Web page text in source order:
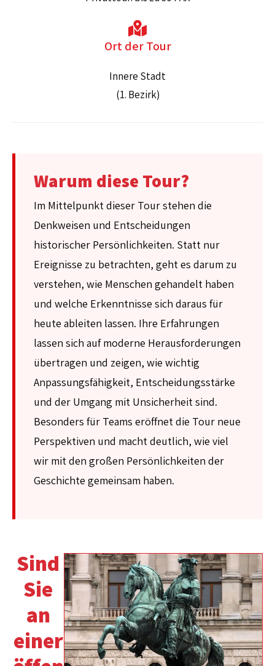
Ort der Tour
Innere Stadt
(1. Bezirk)
Warum diese Tour?
Im Mittelpunkt dieser Tour stehen die
Denkweisen und Entscheidungen
historischer Persönlichkeiten. Statt nur
Ereignisse zu betrachten, geht es darum zu
verstehen, wie Menschen gehandelt haben
und welche Erkenntnisse sich daraus für
heute ableiten lassen. Ihre Erfahrungen
lassen sich auf moderne Herausforderungen
übertragen und zeigen, wie wichtig
Anpassungsfähigkeit, Entscheidungsstärke
und der Umgang mit Unsicherheit sind.
Besonders für Teams eröffnet die Tour neue
Perspektiven und macht deutlich, wie viel
wir mit den großen Persönlichkeiten der
Geschichte gemeinsam haben.
Sind
Sie
an
einer